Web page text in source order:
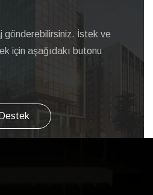
gönderebilirsiniz. İstek ve
için aşağıdakı butonu